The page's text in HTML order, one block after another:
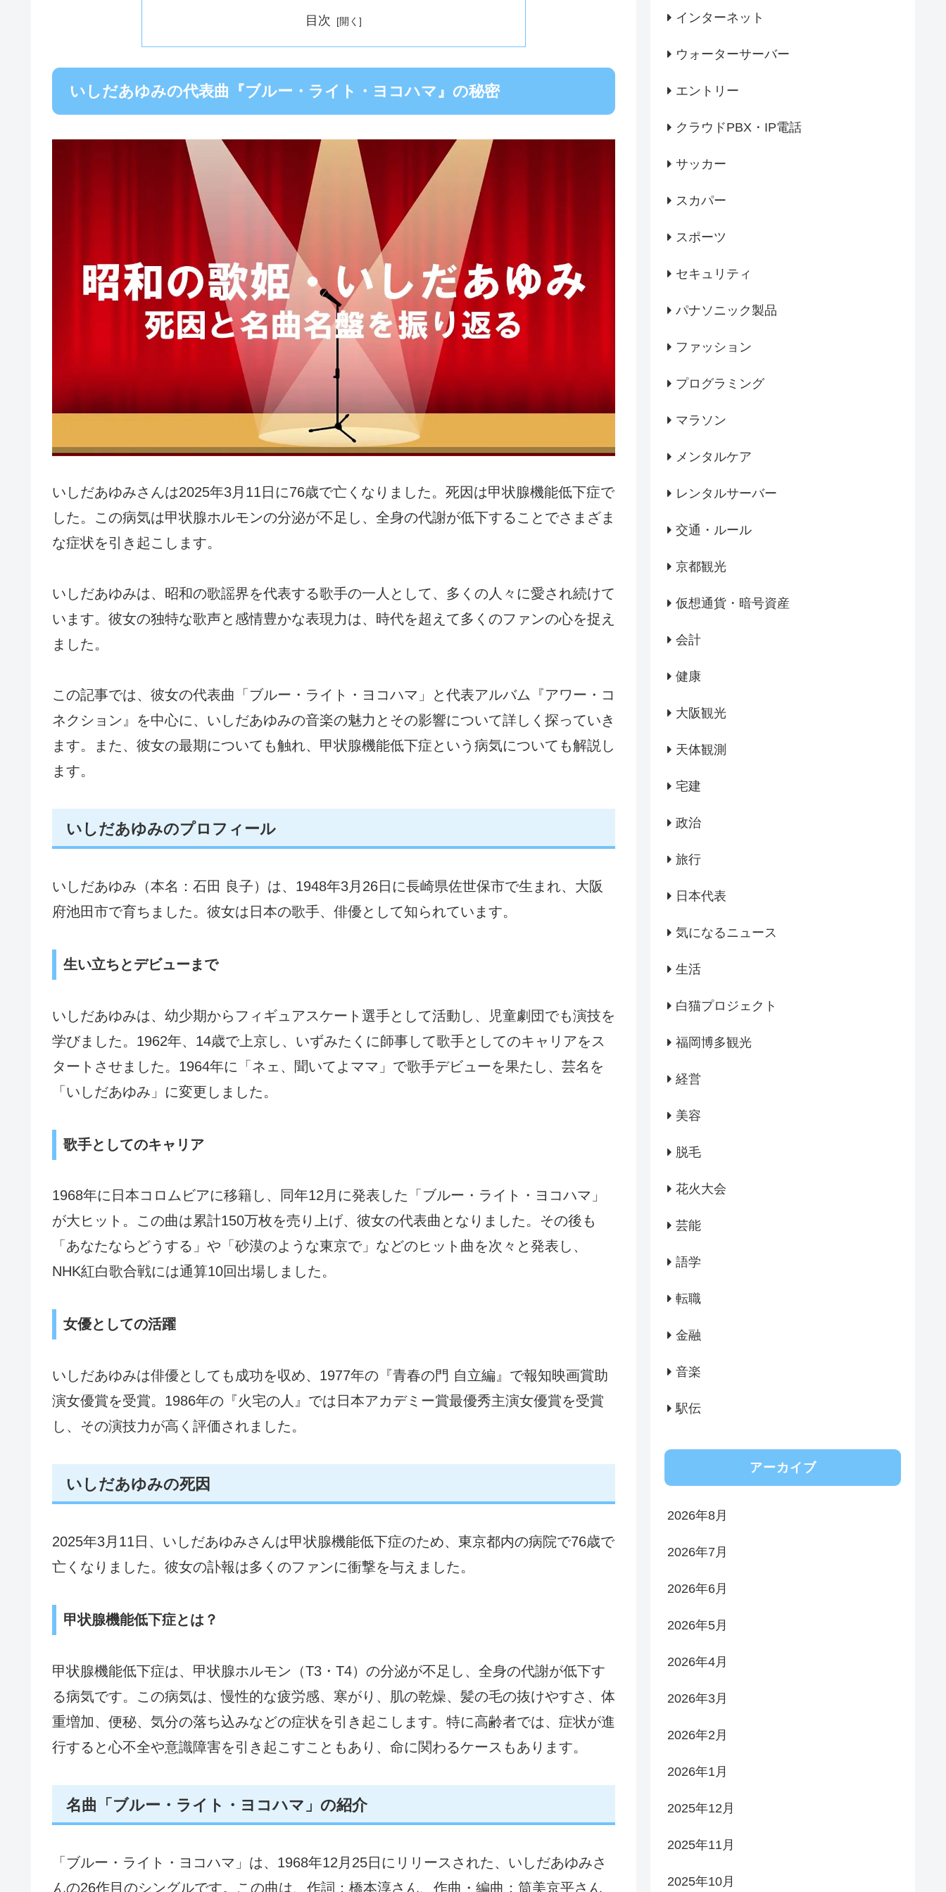
目次
いしだあゆみの代表曲『ブルー・ライト・ヨコハマ』の秘密
いしだあゆみさんは2025年3月11日に76歳で亡くなりました。死因は甲状腺機能低下症で
した。この病気は甲状腺ホルモンの分泌が不足し、全身の代謝が低下することでさまざま
な症状を引き起こします。
いしだあゆみは、昭和の歌謡界を代表する歌手の一人として、多くの人々に愛され続けて
います。彼女の独特な歌声と感情豊かな表現力は、時代を超えて多くのファンの心を捉え
ました。
この記事では、彼女の代表曲「ブルー・ライト・ヨコハマ」と代表アルバム『アワー・コ
ネクション』を中心に、いしだあゆみの音楽の魅力とその影響について詳しく探っていき
ます。また、彼女の最期についても触れ、甲状腺機能低下症という病気についても解説し
ます。
いしだあゆみのプロフィール
いしだあゆみ（本名：石田 良子）は、1948年3月26日に長崎県佐世保市で生まれ、大阪
府池田市で育ちました。彼女は日本の歌手、俳優として知られています。
生い立ちとデビューまで
いしだあゆみは、幼少期からフィギュアスケート選手として活動し、児童劇団でも演技を
学びました。1962年、14歳で上京し、いずみたくに師事して歌手としてのキャリアをス
タートさせました。1964年に「ネェ、聞いてよママ」で歌手デビューを果たし、芸名を
「いしだあゆみ」に変更しました。
歌手としてのキャリア
1968年に日本コロムビアに移籍し、同年12月に発表した「ブルー・ライト・ヨコハマ」
が大ヒット。この曲は累計150万枚を売り上げ、彼女の代表曲となりました。その後も
「あなたならどうする」や「砂漠のような東京で」などのヒット曲を次々と発表し、
NHK紅白歌合戦には通算10回出場しました。
女優としての活躍
いしだあゆみは俳優としても成功を収め、1977年の『青春の門 自立編』で報知映画賞助
演女優賞を受賞。1986年の『火宅の人』では日本アカデミー賞最優秀主演女優賞を受賞
し、その演技力が高く評価されました。
いしだあゆみの死因
2025年3月11日、いしだあゆみさんは甲状腺機能低下症のため、東京都内の病院で76歳で
亡くなりました。彼女の訃報は多くのファンに衝撃を与えました。
甲状腺機能低下症とは？
甲状腺機能低下症は、甲状腺ホルモン（T3・T4）の分泌が不足し、全身の代謝が低下す
る病気です。この病気は、慢性的な疲労感、寒がり、肌の乾燥、髪の毛の抜けやすさ、体
重増加、便秘、気分の落ち込みなどの症状を引き起こします。特に高齢者では、症状が進
行すると心不全や意識障害を引き起こすこともあり、命に関わるケースもあります。
名曲「ブルー・ライト・ヨコハマ」の紹介
「ブルー・ライト・ヨコハマ」は、1968年12月25日にリリースされた、いしだあゆみさ
んの26作目のシングルです。この曲は、作詞：橋本淳さん、作曲・編曲：筒美京平さん
インターネット
ウォーターサーバー
エントリー
クラウドPBX・IP電話
サッカー
スカパー
スポーツ
セキュリティ
パナソニック製品
ファッション
プログラミング
マラソン
メンタルケア
レンタルサーバー
交通・ルール
京都観光
仮想通貨・暗号資産
会計
健康
大阪観光
天体観測
宅建
政治
旅行
日本代表
気になるニュース
生活
白猫プロジェクト
福岡博多観光
経営
美容
脱毛
花火大会
芸能
語学
転職
金融
音楽
駅伝
アーカイブ
2026年8月
2026年7月
2026年6月
2026年5月
2026年4月
2026年3月
2026年2月
2026年1月
2025年12月
2025年11月
2025年10月